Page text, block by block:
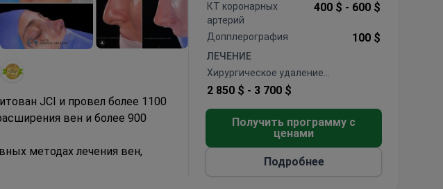
JCI и провел более 1100
вен и более 900
методах лечения вен,
КТ коронарных
артерий
400 $ - 600 $
Допплерография 100 $
ЛЕЧЕНИЕ
Хирургическое удаление
варикозного расширения вен
2 850 $ - 3 700 $
Получить программу с
ценами
Подробнее